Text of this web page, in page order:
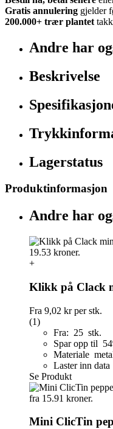
Gratis annulering gjelder
200.000+ trær plantet
Andre har
Beskrivelse
Lagerstatus
Produktinformasjon
Andre har
+
Klikk på Clack
Fra 9,02 krper stk.
(1)
Fra: 25 stk.
Spar opp til
Materiale
Laster inn data
Se Produkt
Mini ClicTin